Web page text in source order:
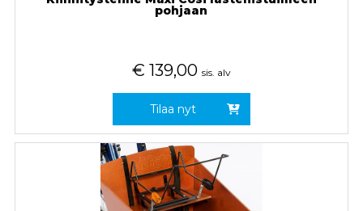
pohjaan
€ 139,00 sis. alv
Tilaa nyt